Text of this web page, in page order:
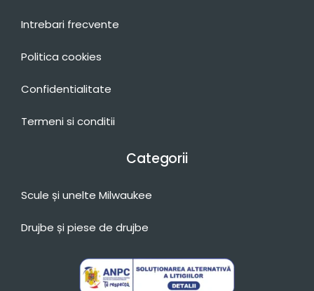
Intrebari frecvente
Politica cookies
Confidentialitate
Termeni si conditii
Categorii
Scule și unelte Milwaukee
Drujbe și piese de drujbe